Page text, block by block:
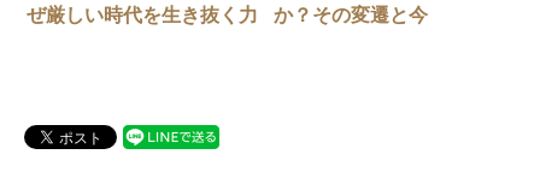
ぜ厳しい時代を生き抜く力
か？その変遷と今